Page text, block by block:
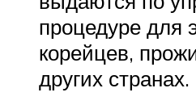
процедуре для
корейцев,
других странах.